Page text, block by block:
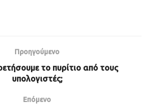
Προηγούμενο
το πυρίτιο από τους
υπολογιστές;
Επόμενο